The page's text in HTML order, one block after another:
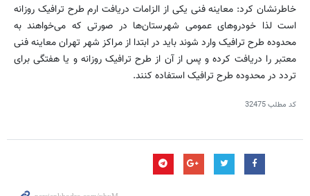
خاطرنشان کرد: معاینه فنی یکی از الزامات دریافت ارم طرح ترافیک روزانه
است لذا خودروهای عمومی شهرستان‌ها در صورتی که می‌خواهند به
محدوده طرح ترافیک وارد شوند باید در ابتدا از مراکز شهر تهران معاینه فنی
معتبر را دریافت کرده و پس از آن از طرح ترافیک روزانه و یا هفتگی برای
تردد در محدوده طرح ترافیک استفاده کنند.
کد مطلب32475